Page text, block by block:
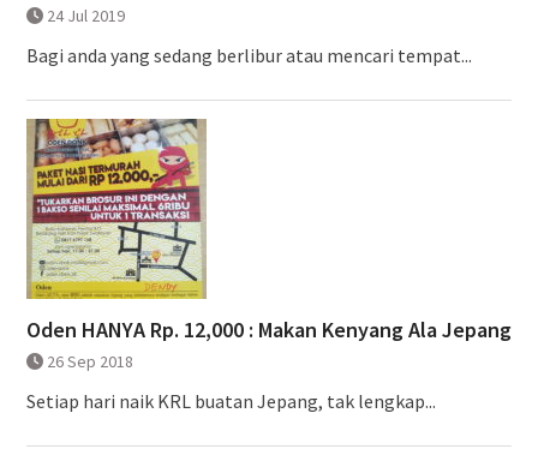
24 Jul 2019
Bagi anda yang sedang berlibur atau mencari tempat...
Oden HANYA Rp. 12,000 : Makan Kenyang Ala Jepang
26 Sep 2018
Setiap hari naik KRL buatan Jepang, tak lengkap...